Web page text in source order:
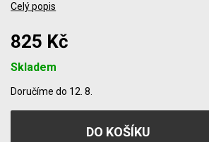
Celý popis
825 Kč
Skladem
Doručíme do 12. 8.